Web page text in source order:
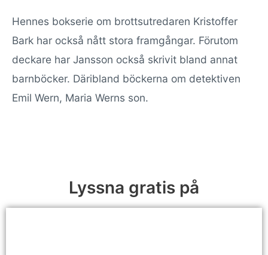
Hennes bokserie om brottsutredaren Kristoffer
Bark har också nått stora framgångar. Förutom
deckare har Jansson också skrivit bland annat
barnböcker. Däribland böckerna om detektiven
Emil Wern, Maria Werns son.
Lyssna gratis på